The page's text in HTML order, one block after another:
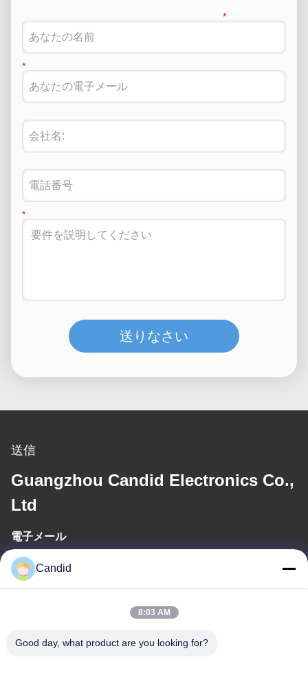
送りなさい
送信
Guangzhou Candid Electronics Co.,
Ltd
電子メール
sales2@candidelectronics.com
住所
Candid
8:03 AM
Good day, what product are you looking for?